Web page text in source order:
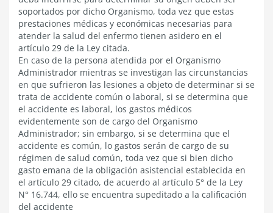
soportados por dicho Organismo, toda vez que estas
prestaciones médicas y económicas necesarias para
atender la salud del enfermo tienen asidero en el
artículo 29 de la Ley citada.
En caso de la persona atendida por el Organismo
Administrador mientras se investigan las circunstancias
en que sufrieron las lesiones a objeto de determinar si se
trata de accidente común o laboral, si se determina que
el accidente es laboral, los gastos médicos
evidentemente son de cargo del Organismo
Administrador; sin embargo, si se determina que el
accidente es común, lo gastos serán de cargo de su
régimen de salud común, toda vez que si bien dicho
gasto emana de la obligación asistencial establecida en
el artículo 29 citado, de acuerdo al artículo 5° de la Ley
N° 16.744, ello se encuentra supeditado a la calificación
del accidente